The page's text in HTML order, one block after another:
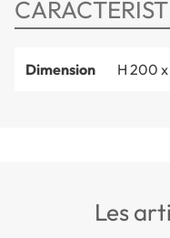
Dimension H 200
les